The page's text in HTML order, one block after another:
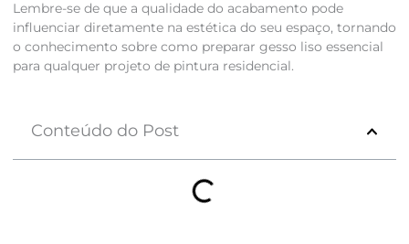
Lembre-se de que a qualidade do acabamento pode
influenciar diretamente na estética do seu espaço, tornando
o conhecimento sobre como preparar gesso liso essencial
para qualquer projeto de pintura residencial.
Conteúdo do Post